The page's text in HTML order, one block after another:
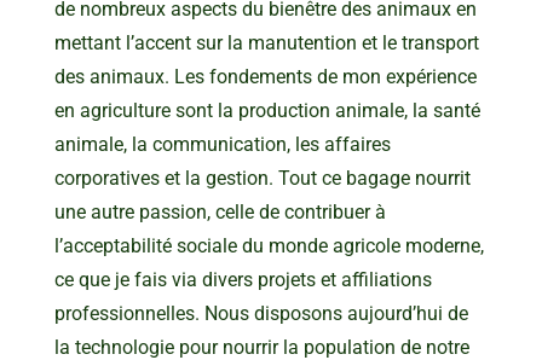
de nombreux aspects du bienêtre des animaux en
mettant l’accent sur la manutention et le transport
des animaux. Les fondements de mon expérience
en agriculture sont la production animale, la santé
animale, la communication, les affaires
corporatives et la gestion. Tout ce bagage nourrit
une autre passion, celle de contribuer à
l’acceptabilité sociale du monde agricole moderne,
ce que je fais via divers projets et affiliations
professionnelles. Nous disposons aujourd’hui de
la technologie pour nourrir la population de notre